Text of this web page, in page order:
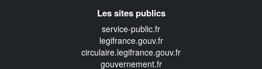
Les sites publics
service-public.fr
legifrance.gouv.fr
circulaire.legifrance.gouv.fr
gouvernement.fr